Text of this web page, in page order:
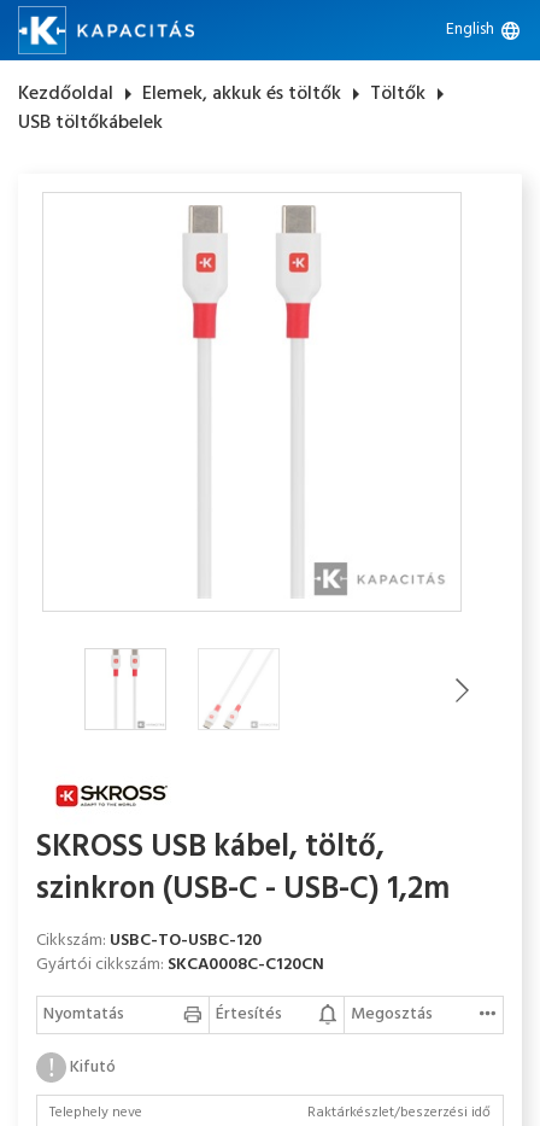
English language
Kezdőoldal arrow_right Elemek, akkuk és töltők arrow_right Töltők arrow_right
USB töltőkábelek
SKROSS USB kábel, töltő,
szinkron (USB-C - USB-C) 1,2m
Cikkszám: USBC-TO-USBC-120
Gyártói cikkszám: SKCA0008C-C120CN
Nyomtatás
Értesítés
Megosztás
Kifutó
Telephely neve Raktárkészlet/beszerzési idő